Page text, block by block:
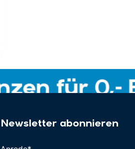
Newsletter abonnieren